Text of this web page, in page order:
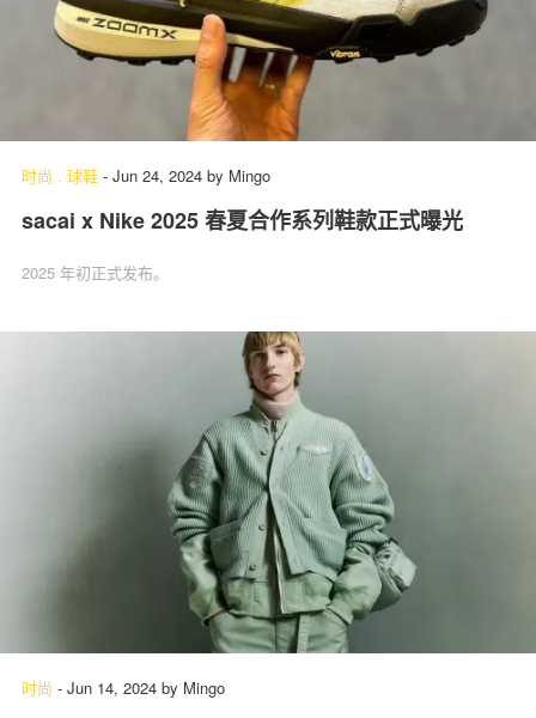
时尚 . 球鞋 - Jun 24, 2024 by Mingo
sacai x Nike 2025 春夏合作系列鞋款正式曝光
2025 年初正式发布。
时尚 - Jun 14, 2024 by Mingo